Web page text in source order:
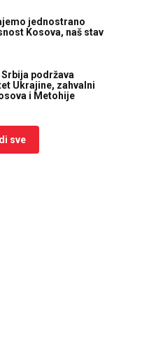
jednostrano
Kosova, naš stav
podržava
Ukrajine, zahvalni
i Metohije
sve